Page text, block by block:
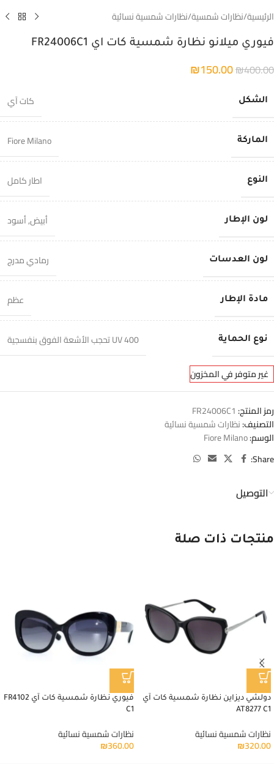
الرئيسية/نظارات شمسية/نظارات شمسية نسائية
فيوري ميلانو نظارة شمسية كات اي FR24006C1
₪400.00
₪150.00
الشكل كات آي
الماركة Fiore Milano
النوع اطار كامل
لون الإطار أبيض,أسود
لون العدسات رمادي مدرج
مادة الإطار عظم
نوع الحماية 400 UV تحجب الأشعة الفوق بنفسجية
غير متوفر في المخزون
رمز المنتج: FR24006C1
التصنيف:نظارات شمسية نسائية
الوسم:Fiore Milano
Share:
التوصيل
منتجات ذات صلة
دولشي ديزاين نظارة شمسية كات آي
AT8277 C1
نظارات شمسية نسائية
₪320.00
فيوري نظارة شمسية كات آي FR4102
C1
نظارات شمسية نسائية
₪360.00